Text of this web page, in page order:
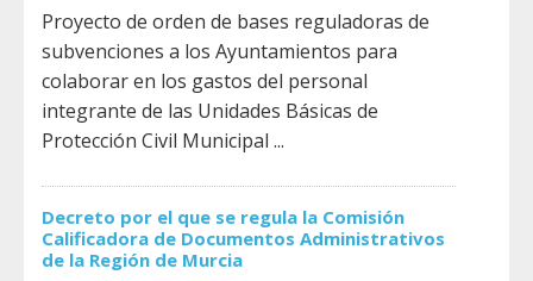
Proyecto de orden de bases reguladoras de
subvenciones a los Ayuntamientos para
colaborar en los gastos del personal
integrante de las Unidades Básicas de
Protección Civil Municipal ...
Decreto por el que se regula la Comisión
Calificadora de Documentos Administrativos
de la Región de Murcia